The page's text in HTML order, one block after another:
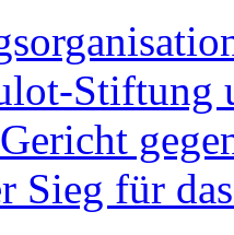
Stiftung
Sieg für